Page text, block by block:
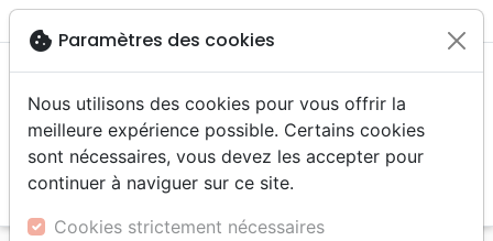
menu
cookie Paramètres des cookies
Nous utilisons des cookies pour vous offrir la
meilleure expérience possible. Certains cookies
sont nécessaires, vous devez les accepter pour
continuer à naviguer sur ce site.
Cookies strictement nécessaires